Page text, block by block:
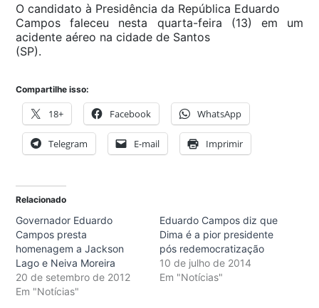
O candidato à Presidência da República Eduardo
Campos faleceu nesta quarta-feira (13) em um
acidente aéreo na cidade de Santos
(SP).
Compartilhe isso:
18+ Facebook WhatsApp
Telegram E-mail Imprimir
Relacionado
Governador Eduardo
Campos presta
homenagem a Jackson
Lago e Neiva Moreira
20 de setembro de 2012
Em "Notícias"
Eduardo Campos diz que
Dima é a pior presidente
pós redemocratização
10 de julho de 2014
Em "Notícias"